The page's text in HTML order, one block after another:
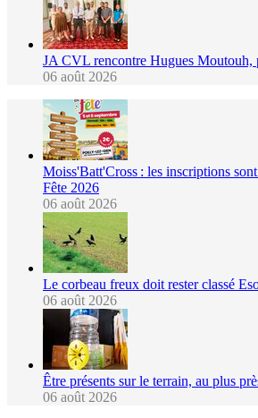
JA CVL rencontre Hugues Moutouh,
06 août 2026
Moiss'Batt'Cross : les inscriptions
Fête 2026
06 août 2026
Le corbeau freux doit rester classé
06 août 2026
Être présents sur le terrain, au plus
06 août 2026